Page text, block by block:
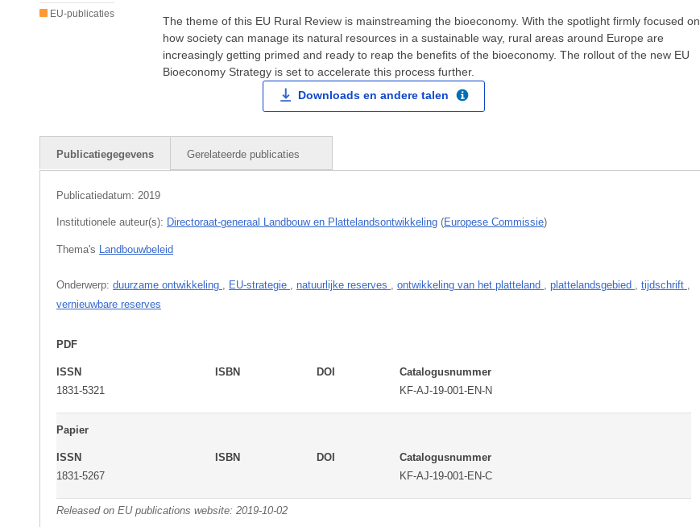
EU-publicaties
The theme of this EU Rural Review is mainstreaming the bioeconomy. With the spotlight firmly focused on
how society can manage its natural resources in a sustainable way, rural areas around Europe are
increasingly getting primed and ready to reap the benefits of the bioeconomy. The rollout of the new EU
Bioeconomy Strategy is set to accelerate this process further.
Downloads en andere talen
Publicatiegegevens Gerelateerde publicaties
Publicatiedatum: 2019
Institutionele auteur(s): Directoraat-generaal Landbouw en Plattelandsontwikkeling (Europese Commissie)
Thema's Landbouwbeleid
Onderwerp: duurzame ontwikkeling , EU-strategie , natuurlijke reserves , ontwikkeling van het platteland , plattelandsgebied , tijdschrift ,
vernieuwbare reserves
PDF
ISSN
1831-5321
ISBN DOI
Catalogusnummer
KF-AJ-19-001-EN-N
Papier
ISSN
1831-5267
ISBN DOI
Catalogusnummer
KF-AJ-19-001-EN-C
Released on EU publications website: 2019-10-02